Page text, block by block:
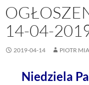
14-04-
2019-04-14 PIOTR
Niedziela